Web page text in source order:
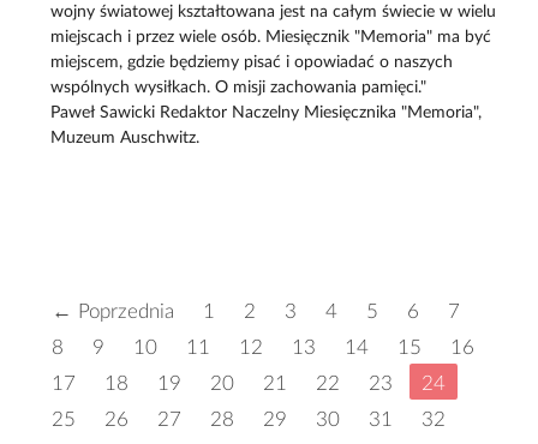
wojny światowej kształtowana jest na całym świecie w wielu
miejscach i przez wiele osób. Miesięcznik "Memoria" ma być
miejscem, gdzie będziemy pisać i opowiadać o naszych
wspólnych wysiłkach. O misji zachowania pamięci."
Paweł Sawicki Redaktor Naczelny Miesięcznika "Memoria",
Muzeum Auschwitz.
← Poprzednia 1 2 3 4 5 6
7
8
9 10 11 12 13 14 15
16
17
18 19 20 21 22 23
24
25
26 27 28 29 30 31
32